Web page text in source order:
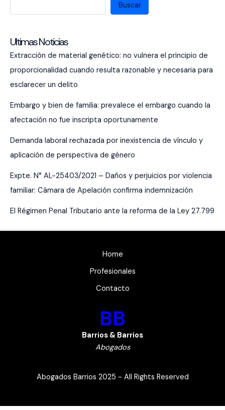
Buscar
Ultimas Noticias
Extracción de material genético: no vulnera el principio de
proporcionalidad cuando resulta razonable y necesaria para
esclarecer un delito
Embargo y bien de familia: prevalece el embargo cuando la
afectación no fue inscripta oportunamente
Demanda laboral rechazada por inexistencia de vínculo y
aplicación de perspectiva de género
Expte. N° AL-25403/2021 – Daños y perjuicios por violencia
familiar: Cámara de Apelación confirma indemnización
El Régimen Penal Tributario ante la reforma de la Ley 27.799
Home
Profesionales
Contacto
BB
Barrios & Barrios
Abogados
Abogados Barrios 2025 - All Rights Reserved